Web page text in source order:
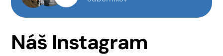
Náš Instagram